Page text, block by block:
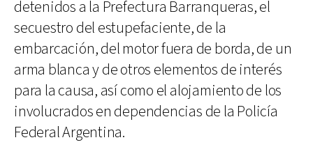
detenidos a la Prefectura Barranqueras, el
secuestro del estupefaciente, de la
embarcación, del motor fuera de borda, de un
arma blanca y de otros elementos de interés
para la causa, así como el alojamiento de los
involucrados en dependencias de la Policía
Federal Argentina.